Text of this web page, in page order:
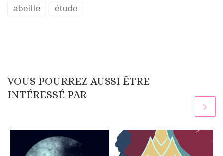
abeille étude
VOUS POURREZ AUSSI ÊTRE
INTÉRESSÉ PAR